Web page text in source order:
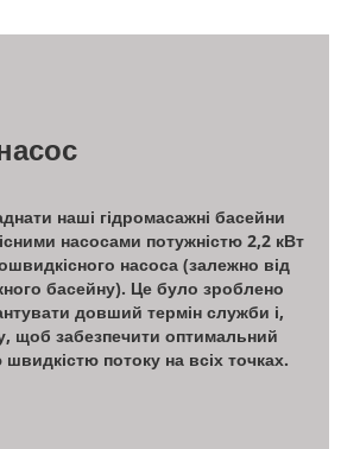
наші гідромасажні басейни
насосами потужністю 2,2 кВт
насоса (залежно від
басейну). Це було зроблено
довший термін служби і,
щоб забезпечити оптимальний
потоку на всіх точках.